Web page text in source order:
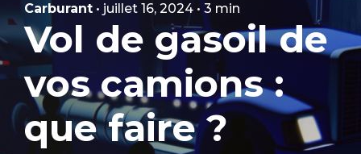
Carburant • juillet 16, 2024 • 3 min
Vol de gasoil de
vos camions :
que faire ?